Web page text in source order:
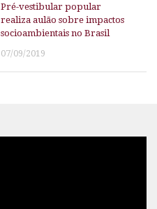
Pré-vestibular popular
realiza aulão sobre impactos
socioambientais no Brasil
07/09/2019